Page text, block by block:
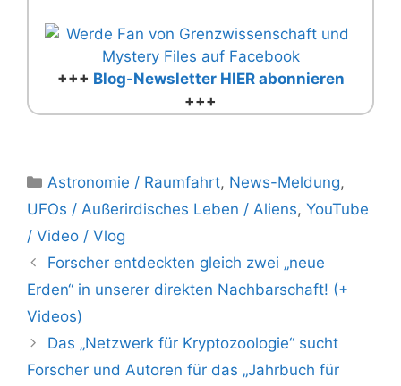
+++ Blog-Newsletter HIER abonnieren
+++
Kategorien
Astronomie / Raumfahrt, News-Meldung,
UFOs / Außerirdisches Leben / Aliens, YouTube
/ Video / Vlog
Forscher entdeckten gleich zwei „neue
Erden“ in unserer direkten Nachbarschaft! (+
Videos)
Das „Netzwerk für Kryptozoologie“ sucht
Forscher und Autoren für das „Jahrbuch für